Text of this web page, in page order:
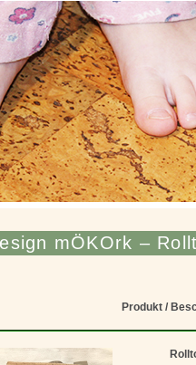
mÖKOrk –
Produkt /